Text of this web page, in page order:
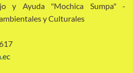
y Ayuda "Mochica Sumpa" -
y Culturales